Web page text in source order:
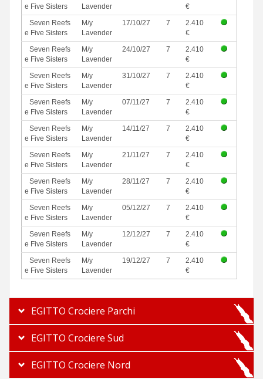
e Five Sisters
Lavender
€
Seven Reefs
e Five Sisters
M/y
Lavender
17/10/27 7
2.410
€
Seven Reefs
e Five Sisters
M/y
Lavender
24/10/27 7
2.410
€
Seven Reefs
e Five Sisters
M/y
Lavender
31/10/27 7
2.410
€
Seven Reefs
e Five Sisters
M/y
Lavender
07/11/27 7
2.410
€
Seven Reefs
e Five Sisters
M/y
Lavender
14/11/27 7
2.410
€
Seven Reefs
e Five Sisters
M/y
Lavender
21/11/27 7
2.410
€
Seven Reefs
e Five Sisters
M/y
Lavender
28/11/27 7
2.410
€
Seven Reefs
e Five Sisters
M/y
Lavender
05/12/27 7
2.410
€
Seven Reefs
e Five Sisters
M/y
Lavender
12/12/27 7
2.410
€
Seven Reefs
e Five Sisters
M/y
Lavender
19/12/27 7
2.410
€
EGITTO Crociere Parchi
EGITTO Crociere Sud
EGITTO Crociere Nord